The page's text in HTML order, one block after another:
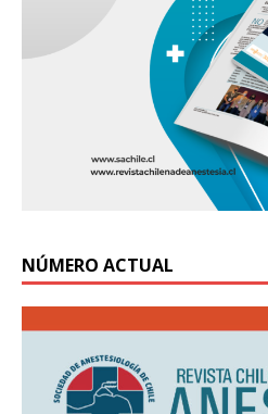
NÚMERO ACTUAL